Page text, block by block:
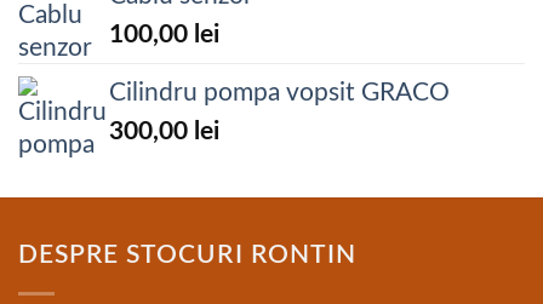
100,00 lei
Cilindru pompa vopsit GRACO
300,00 lei
DESPRE STOCURI RONTIN